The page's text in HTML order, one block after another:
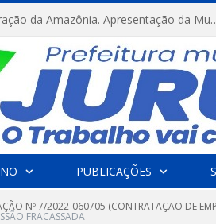
FESTRIBAL 2026 – No
PUBLICAÇÕES
Nº 7/2022-060705 (CONTRATAÇAO DE
FRACASSADA